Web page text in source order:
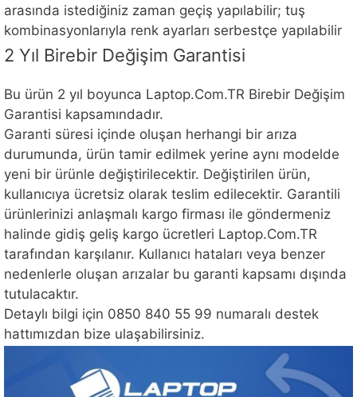
arasında istediğiniz zaman geçiş yapılabilir; tuş
kombinasyonlarıyla renk ayarları serbestçe yapılabilir
2 Yıl Birebir Değişim Garantisi
Bu ürün 2 yıl boyunca Laptop.Com.TR Birebir Değişim
Garantisi kapsamındadır.
Garanti süresi içinde oluşan herhangi bir arıza
durumunda, ürün tamir edilmek yerine aynı modelde
yeni bir ürünle değiştirilecektir. Değiştirilen ürün,
kullanıcıya ücretsiz olarak teslim edilecektir. Garantili
ürünlerinizi anlaşmalı kargo firması ile göndermeniz
halinde gidiş geliş kargo ücretleri Laptop.Com.TR
tarafından karşılanır. Kullanıcı hataları veya benzer
nedenlerle oluşan arızalar bu garanti kapsamı dışında
tutulacaktır.
Detaylı bilgi için 0850 840 55 99 numaralı destek
hattımızdan bize ulaşabilirsiniz.